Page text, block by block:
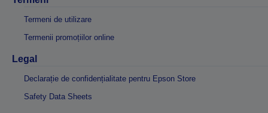
Termeni de utilizare
Termenii promoțiilor online
Legal
Declarație de confidențialitate pentru Epson Store
Safety Data Sheets